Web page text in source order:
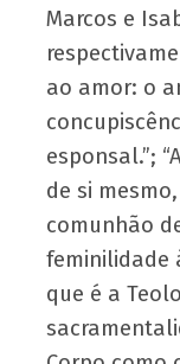
Marcos e
ao amor: o
esponsal.”;
de si
comunhão
feminilidade
que é a